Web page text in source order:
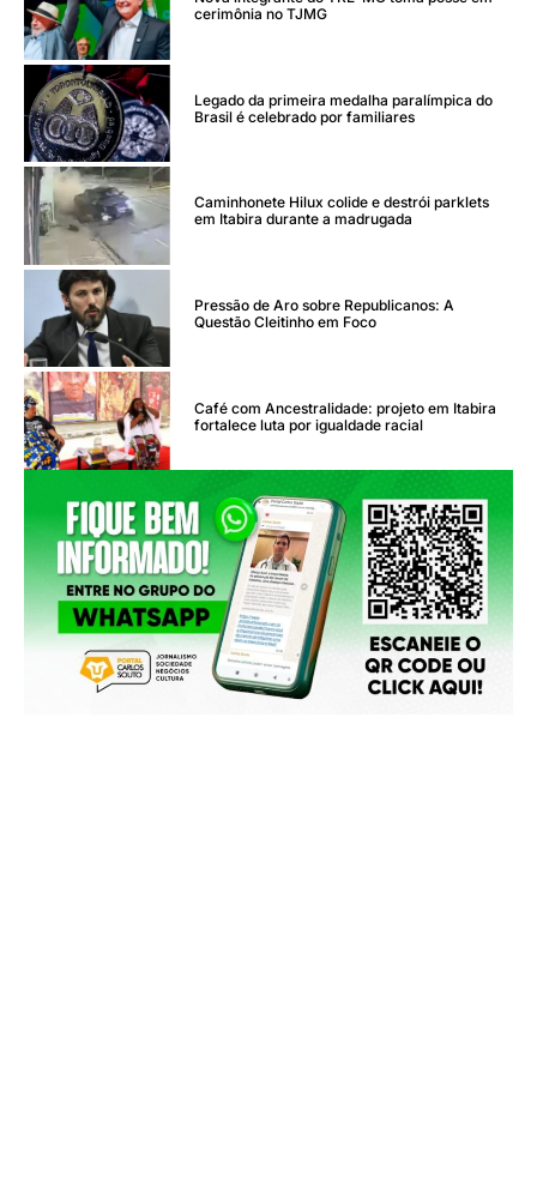
cerimônia no TJMG
Legado da primeira medalha paralímpica do
Brasil é celebrado por familiares
Caminhonete Hilux colide e destrói parklets
em Itabira durante a madrugada
Pressão de Aro sobre Republicanos: A
Questão Cleitinho em Foco
Café com Ancestralidade: projeto em Itabira
fortalece luta por igualdade racial